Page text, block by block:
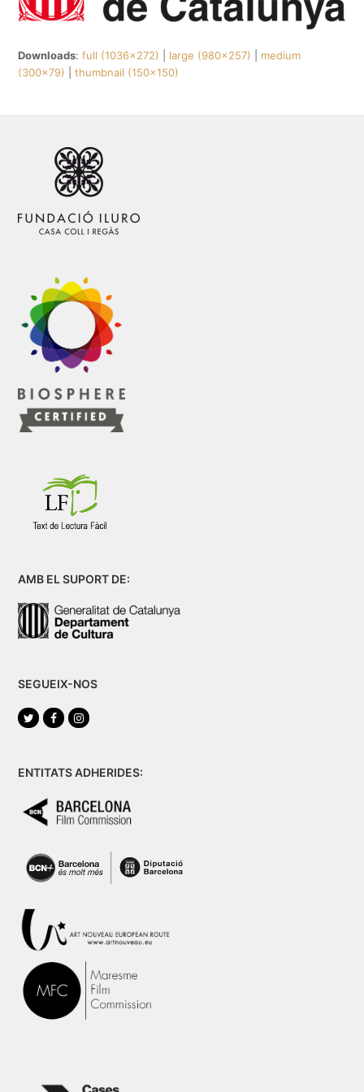
Downloads:full (1036x272) large (980x257)
medium
(300x79) |thumbnail (150x150)
AMB EL SUPORT DE:
SEGUEIX-NOS
TwitterFacebookInstagram
ENTITATS ADHERIDES: